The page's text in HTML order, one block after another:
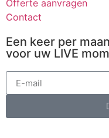
Offerte aanvragen
Contact
Een keer per
voor uw LIVE